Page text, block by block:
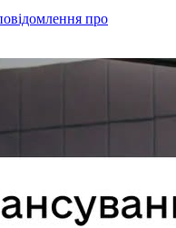
про